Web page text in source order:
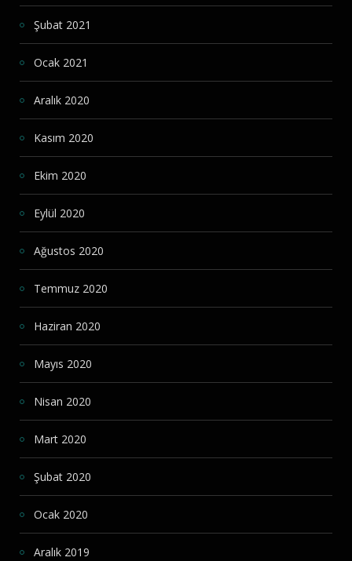
Şubat 2021
Ocak 2021
Aralık 2020
Kasım 2020
Ekim 2020
Eylül 2020
Ağustos 2020
Temmuz 2020
Haziran 2020
Mayıs 2020
Nisan 2020
Mart 2020
Şubat 2020
Ocak 2020
Aralık 2019